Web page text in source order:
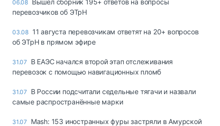
06.08
перевозчиков об ЭТрН
03.08 11 августа перевозчикам ответят на 20+ вопросов
об ЭТрН в прямом эфире
31.07
В ЕАЭС начался второй этап отслеживания
перевозок с помощью навигационных пломб
31.07
В России подсчитали седельные тягачи и назвали
самые распространённые марки
31.07
Mash: 153 иностранных фуры застряли в Амурской